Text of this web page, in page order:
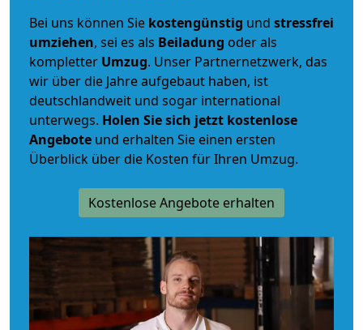
Bei uns können Sie kostengünstig und stressfrei
umziehen, sei es als Beiladung oder als
kompletter Umzug. Unser Partnernetzwerk, das
wir über die Jahre aufgebaut haben, ist
deutschlandweit und sogar international
unterwegs. Holen Sie sich jetzt kostenlose
Angebote und erhalten Sie einen ersten
Überblick über die Kosten für Ihren Umzug.
Kostenlose Angebote erhalten